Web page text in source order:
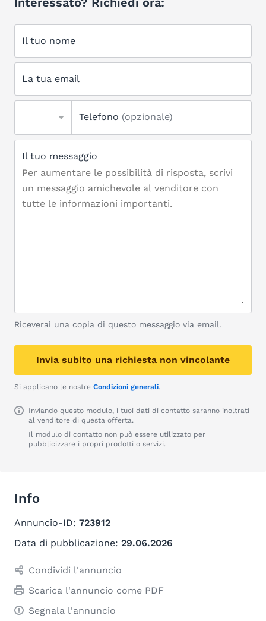
Il tuo nome
La tua email
Telefono (opzionale)
Il tuo messaggio
Riceverai una copia di questo messaggio via email.
Invia subito una richiesta non vincolante
Si applicano le nostre Condizioni generali.
Inviando questo modulo, i tuoi dati di contatto saranno inoltrati
al venditore di questa offerta.
Il modulo di contatto non può essere utilizzato per
pubblicizzare i propri prodotti o servizi.
Info
Annuncio-ID: 723912
Data di pubblicazione: 29.06.2026
Condividi l'annuncio
Scarica l'annuncio come PDF
Segnala l'annuncio